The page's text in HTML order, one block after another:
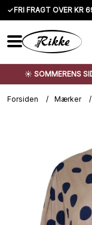
✓FRI FRAGT OVER KR
☀️ SOMMERENS
Forsiden / Mærker /